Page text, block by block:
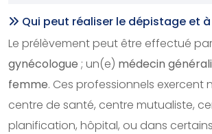
Qui peut réaliser le dépistage et
Le prélèvement peut être effectué
gynécologue ; un(e) médecin
femme. Ces professionnels exercent
centre de santé, centre mutualiste,
planification, hôpital, ou dans